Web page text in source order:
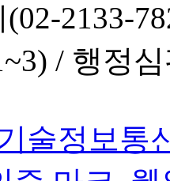
2133-
/ 행정심